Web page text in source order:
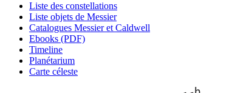
Liste des constellations
Liste objets de Messier
Catalogues Messier et Caldwell
Ebooks (PDF)
Timeline
Planétarium
Carte céleste